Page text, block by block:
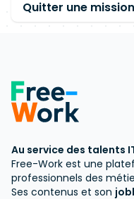
Au service des talents
Free-Work est une
professionnels des
Ses contenus et son